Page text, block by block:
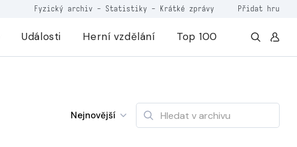
Fyzický archiv - Statistiky - Krátké zprávy Přidat hru
Události Herní vzdělání Top 100
Nejnovější